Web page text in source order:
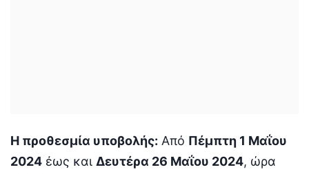
Η προθεσμία υποβολής: Από Πέμπτη 1 Μαΐου
2024 έως και Δευτέρα 26 Μαΐου 2024, ώρα